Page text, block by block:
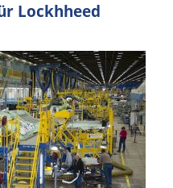
Lockhheed